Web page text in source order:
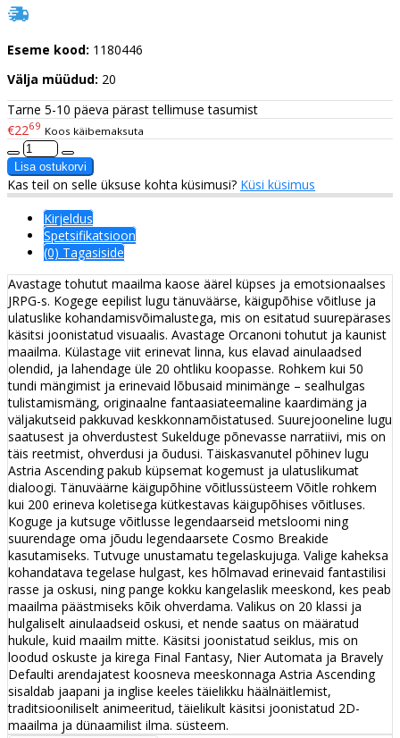
Eseme kood: 1180446
Välja müüdud: 20
Tarne 5-10 päeva pärast tellimuse tasumist
€2269 Koos käibemaksuta
Kas teil on selle üksuse kohta küsimusi? Küsi küsimus
Kirjeldus
Spetsifikatsioon
(0) Tagasiside
Avastage tohutut maailma kaose äärel küpses ja emotsionaalses
JRPG-s. Kogege eepilist lugu tänuväärse, käigupõhise võitluse ja
ulatuslike kohandamisvõimalustega, mis on esitatud suurepärases
käsitsi joonistatud visuaalis. Avastage Orcanoni tohutut ja kaunist
maailma. Külastage viit erinevat linna, kus elavad ainulaadsed
olendid, ja lahendage üle 20 ohtliku koopasse. Rohkem kui 50
tundi mängimist ja erinevaid lõbusaid minimänge – sealhulgas
tulistamismäng, originaalne fantaasiateemaline kaardimäng ja
väljakutseid pakkuvad keskkonnamõistatused. Suurejooneline lugu
saatusest ja ohverdustest Sukelduge põnevasse narratiivi, mis on
täis reetmist, ohverdusi ja õudusi. Täiskasvanutel põhinev lugu
Astria Ascending pakub küpsemat kogemust ja ulatuslikumat
dialoogi. Tänuväärne käigupõhine võitlussüsteem Võitle rohkem
kui 200 erineva koletisega kütkestavas käigupõhises võitluses.
Koguge ja kutsuge võitlusse legendaarseid metsloomi ning
suurendage oma jõudu legendaarsete Cosmo Breakide
kasutamiseks. Tutvuge unustamatu tegelaskujuga. Valige kaheksa
kohandatava tegelase hulgast, kes hõlmavad erinevaid fantastilisi
rasse ja oskusi, ning pange kokku kangelaslik meeskond, kes peab
maailma päästmiseks kõik ohverdama. Valikus on 20 klassi ja
hulgaliselt ainulaadseid oskusi, et nende saatus on määratud
hukule, kuid maailm mitte. Käsitsi joonistatud seiklus, mis on
loodud oskuste ja kirega Final Fantasy, Nier Automata ja Bravely
Defaulti arendajatest koosneva meeskonnaga Astria Ascending
sisaldab jaapani ja inglise keeles täielikku häälnäitlemist,
traditsiooniliselt animeeritud, täielikult käsitsi joonistatud 2D-
maailma ja dünaamilist ilma. süsteem.